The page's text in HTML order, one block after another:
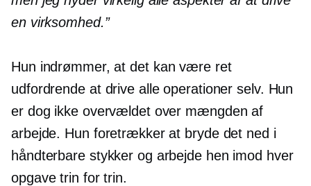
en virksomhed.”
Hun indrømmer, at det kan være ret
udfordrende at drive alle operationer selv. Hun
er dog ikke overvældet over mængden af ​​
arbejde. Hun foretrækker at bryde det ned i
håndterbare stykker og arbejde hen imod hver
opgave trin for trin.